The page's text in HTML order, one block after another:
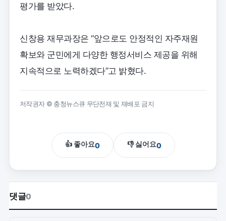
평가를 받았다.
신창용 재무과장은 “앞으로도 안정적인 자주재원
확보와 군민에게 다양한 행정서비스 제공을 위해
지속적으로 노력하겠다”고 밝혔다.
저작권자 © 충청뉴스큐 무단전재 및 재배포 금지
👍 좋아요0 👎 싫어요0
댓글0